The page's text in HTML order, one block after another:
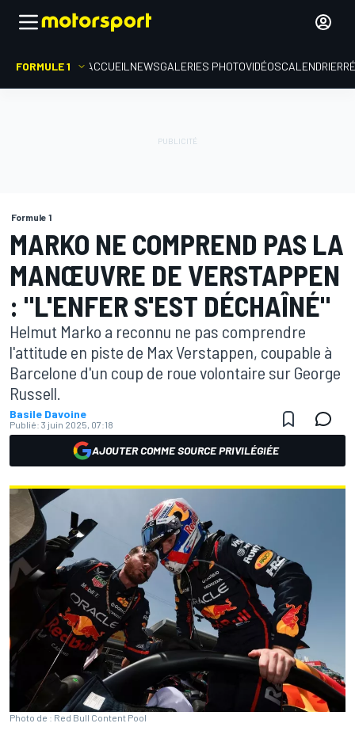
FORMULE 1 ACCUEIL NEWSGALERIES PHOTOVIDÉOSCALENDRIER
Formule 1
MARKO NE COMPREND PAS LA
MANŒUVRE DE VERSTAPPEN
: "L'ENFER S'EST DÉCHAÎNÉ"
Helmut Marko a reconnu ne pas comprendre
l'attitude en piste de Max Verstappen, coupable à
Barcelone d'un coup de roue volontaire sur George
Russell.
Basile Davoine
Publié: 3 juin 2025, 07:18
AJOUTER COMME SOURCE PRIVILÉGIÉE
Photo de : Red Bull Content Pool